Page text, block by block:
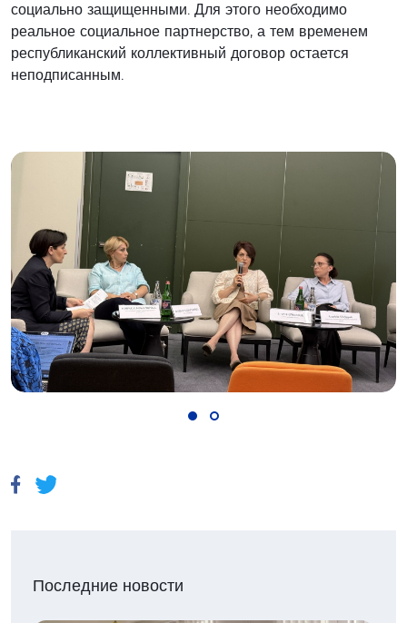
социально защищенными. Для этого необходимо
реальное социальное партнерство, а тем временем
республиканский коллективный договор остается
неподписанным.
Последние новости